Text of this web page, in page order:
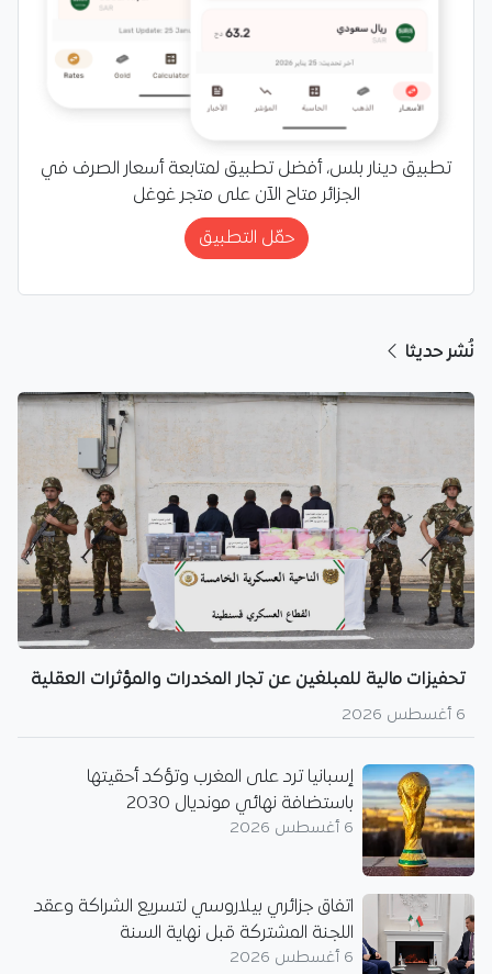
تطبيق دينار بلس، أفضل تطبيق لمتابعة أسعار الصرف في
الجزائر متاح الآن على متجر غوغل
حمّل التطبيق
نُشر حديثا
تحفيزات مالية للمبلغين عن تجار المخدرات والمؤثرات العقلية
6 أغسطس 2026
إسبانيا ترد على المغرب وتؤكد أحقيتها
باستضافة نهائي مونديال 2030
6 أغسطس 2026
اتفاق جزائري بيلاروسي لتسريع الشراكة وعقد
اللجنة المشتركة قبل نهاية السنة
6 أغسطس 2026